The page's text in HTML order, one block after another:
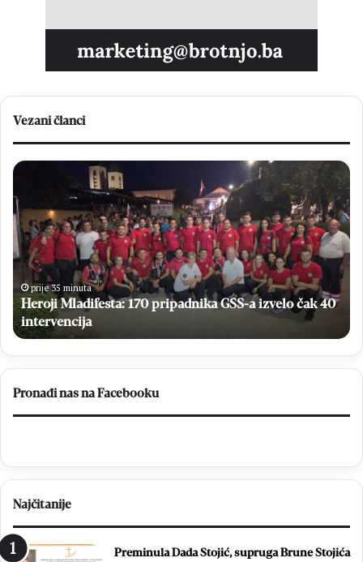
Vezani članci
Heroji
170
pripadnika
GSS-
a
izvelo
čak
40
intervencija
prije 35 minuta
Heroji Mladifesta: 170 pripadnika GSS-a izvelo čak 40
intervencija
Pronađi nas na Facebooku
Najčitanije
Preminula Dada Stojić, supruga Brune Stojića